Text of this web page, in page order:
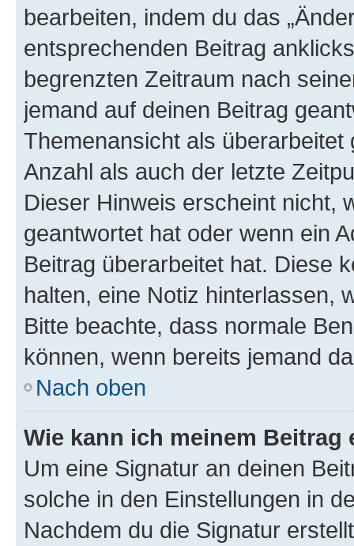
bearbeiten, indem du das
entsprechenden Beitrag
begrenzten Zeitraum nach
jemand auf deinen Beitrag
Themenansicht als
Anzahl als auch der letzte
Dieser Hinweis erscheint nicht,
geantwortet hat oder wenn ein
Beitrag überarbeitet hat. Diese
halten, eine Notiz hinterlassen,
Bitte beachte, dass normale
können, wenn bereits jemand
Nach oben
Wie kann ich meinem
Um eine Signatur an deinen
solche in den Einstellungen in
Nachdem du die Signatur